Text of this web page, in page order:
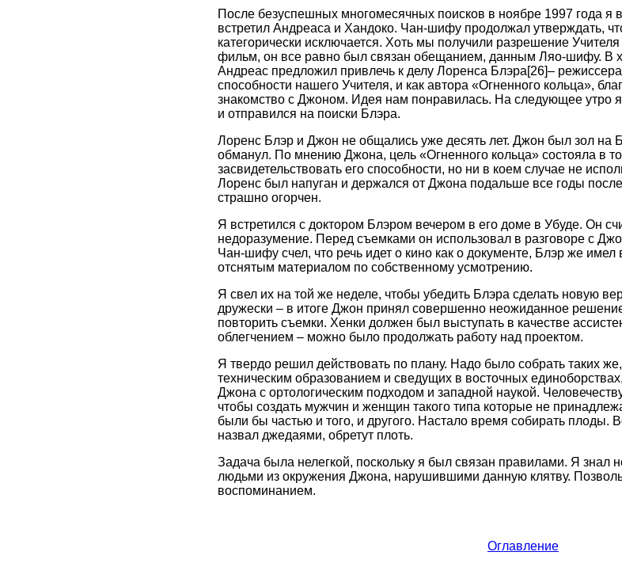
После безуспешных многомесячных поисков в ноябре 1997 года я
встретил Андреаса и Хандоко. Чан-шифу продолжал утверждать,
категорически исключается. Хоть мы получили разрешение
фильм, он все равно был связан обещанием, данным Ляо-шифу. В
Андреас предложил привлечь к делу Лоренса Блэра[26]–
способности нашего Учителя, и как автора «Огненного кольца»,
знакомство с Джоном. Идея нам понравилась. На следующее утро
и отправился на поиски Блэра.
Лоренс Блэр и Джон не общались уже десять лет. Джон был зол на
обманул. По мнению Джона, цель «Огненного кольца» состояла в
засвидетельствовать его способности, но ни в коем случае не
Лоренс был напуган и держался от Джона подальше все годы после
страшно огорчен.
Я встретился с доктором Блэром вечером в его доме в Убуде. Он
недоразумение. Перед съемками он использовал в разговоре с
Чан-шифу счел, что речь идет о кино как о документе, Блэр же имел
отснятым материалом по собственному усмотрению.
Я свел их на той же неделе, чтобы убедить Блэра сделать новую
дружески – в итоге Джон принял совершенно неожиданное
повторить съемки. Хенки должен был выступать в качестве
облегчением – можно было продолжать работу над проектом.
Я твердо решил действовать по плану. Надо было собрать таких
техническим образованием и сведущих в восточных
Джона с ортологическим подходом и западной наукой.
чтобы создать мужчин и женщин такого типа которые не
были бы частью и того, и другого. Настало время собирать плоды.
назвал джедаями, обретут плоть.
Задача была нелегкой, поскольку я был связан правилами. Я знал
людьми из окружения Джона, нарушившими данную клятву.
воспоминанием.
Оглавление